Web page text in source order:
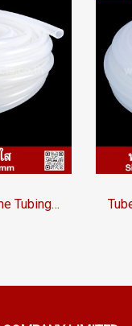
Tuberry® Clear Silicone Tubing | FDA Food Grade (ID 13mm x OD 18mm)